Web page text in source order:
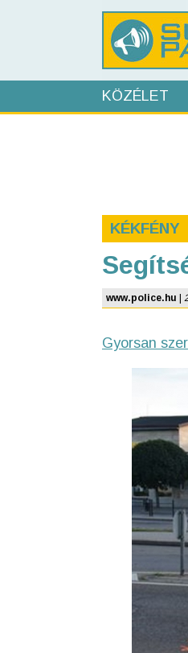
KÖZÉLET
KÉKFÉNY
www.police.hu
Gyorsan